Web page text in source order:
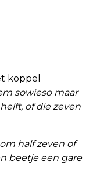
koppel
sowieso maar
of die zeven
half zeven of
beetje een gare